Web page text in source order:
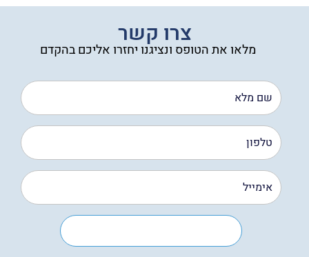
צרו קשר
מלאו את הטופס ונציגנו יחזרו אליכם בהקדם